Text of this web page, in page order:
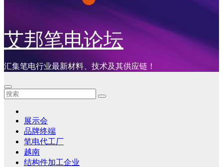
艾邦笔电论坛
汇集笔电行业最新材料、技术及其供应链！
展示会
品牌终端
笔电代工厂
越南
结构件加工企业